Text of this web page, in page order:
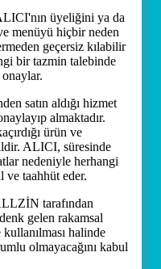
üyeliğini ya da
menüyü hiçbir neden
geçersiz kılabilir
bir tazmin talebinde
satın aldığı hizmet
almaktadır.
ürün ve
ALICI, süresinde
nedeniyle herhangi
ve taahhüt eder.
tarafından
gelen rakamsal
halinde
olmayacağını kabul